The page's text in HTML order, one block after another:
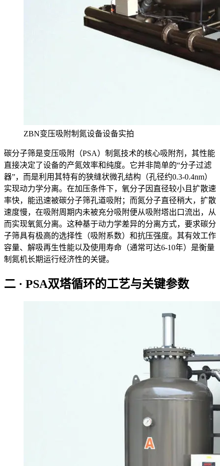
ZBN变压吸附制氮设备设备实拍
碳分子筛是变压吸附（PSA）制氮技术的核心吸附剂，其性能
直接决定了设备的产氮效率和纯度。它并非简单的“分子过滤
器”，而是利用其特有的狭缝状微孔结构（孔径约0.3-0.4nm）
实现动力学分离。在加压条件下，氧分子因直径较小且扩散速
率快，能迅速被碳分子筛孔道吸附；而氮分子直径稍大，扩散
速度慢，在吸附周期内未被充分吸附便从吸附塔出口流出，从
而实现氧氮分离。这种基于动力学差异的分离方式，要求碳分
子筛具有极高的选择性（吸附系数）和抗压强度。其有效工作
容量、解吸再生性能以及使用寿命（通常可达6-10年）是衡量
制氮机长期运行经济性的关键。
二 · PSA双塔循环的工艺与关键参数